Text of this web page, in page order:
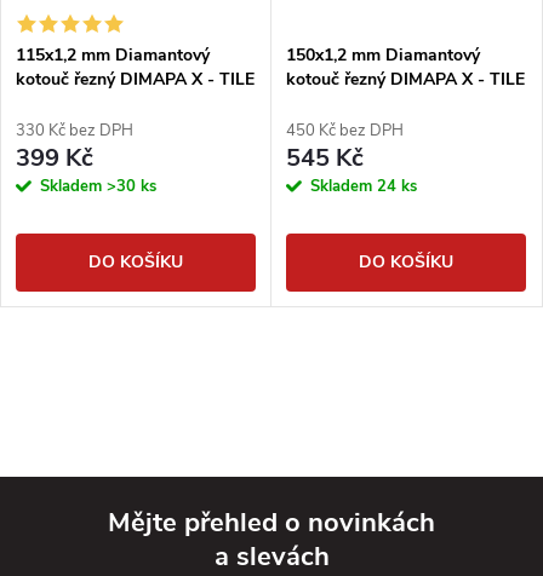
115x1,2 mm Diamantový
kotouč řezný DIMAPA X - TILE
330 Kč bez DPH
399 Kč
Skladem >30 ks
DO KOŠÍKU
150x1,2 mm Diamantový
kotouč řezný DIMAPA X - TILE
450 Kč bez DPH
545 Kč
Skladem 24 ks
DO KOŠÍKU
Mějte přehled o novinkách
a slevách